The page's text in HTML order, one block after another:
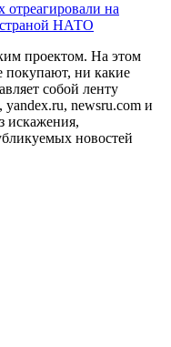
отреагировали на
страной НАТО
проектом. На этом
покупают, ни какие
собой ленту
yandex.ru, newsru.com и
искажения,
новостей